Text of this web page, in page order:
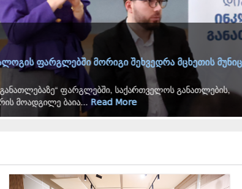
მორიგი შეხვედრა მცხეთის მუნიციპალიტეტში
ფარგლებში, საქართველოს განათლების,
ბაია...Read More